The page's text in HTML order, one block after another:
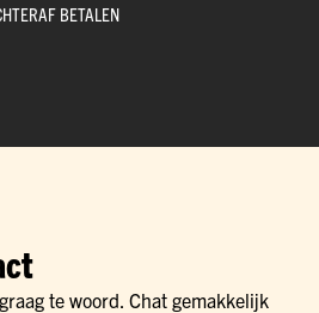
BETALEN
te woord. Chat gemakkelijk